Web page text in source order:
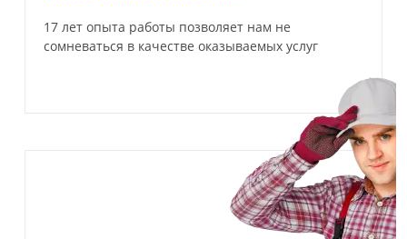
17 лет опыта работы позволяет нам не
сомневаться в качестве оказываемых услуг